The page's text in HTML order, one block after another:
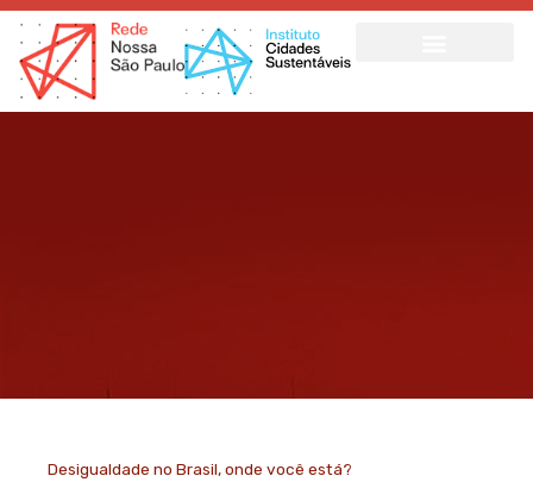
Ir
para
conteúdo
Desigualdade no Brasil, onde você está?